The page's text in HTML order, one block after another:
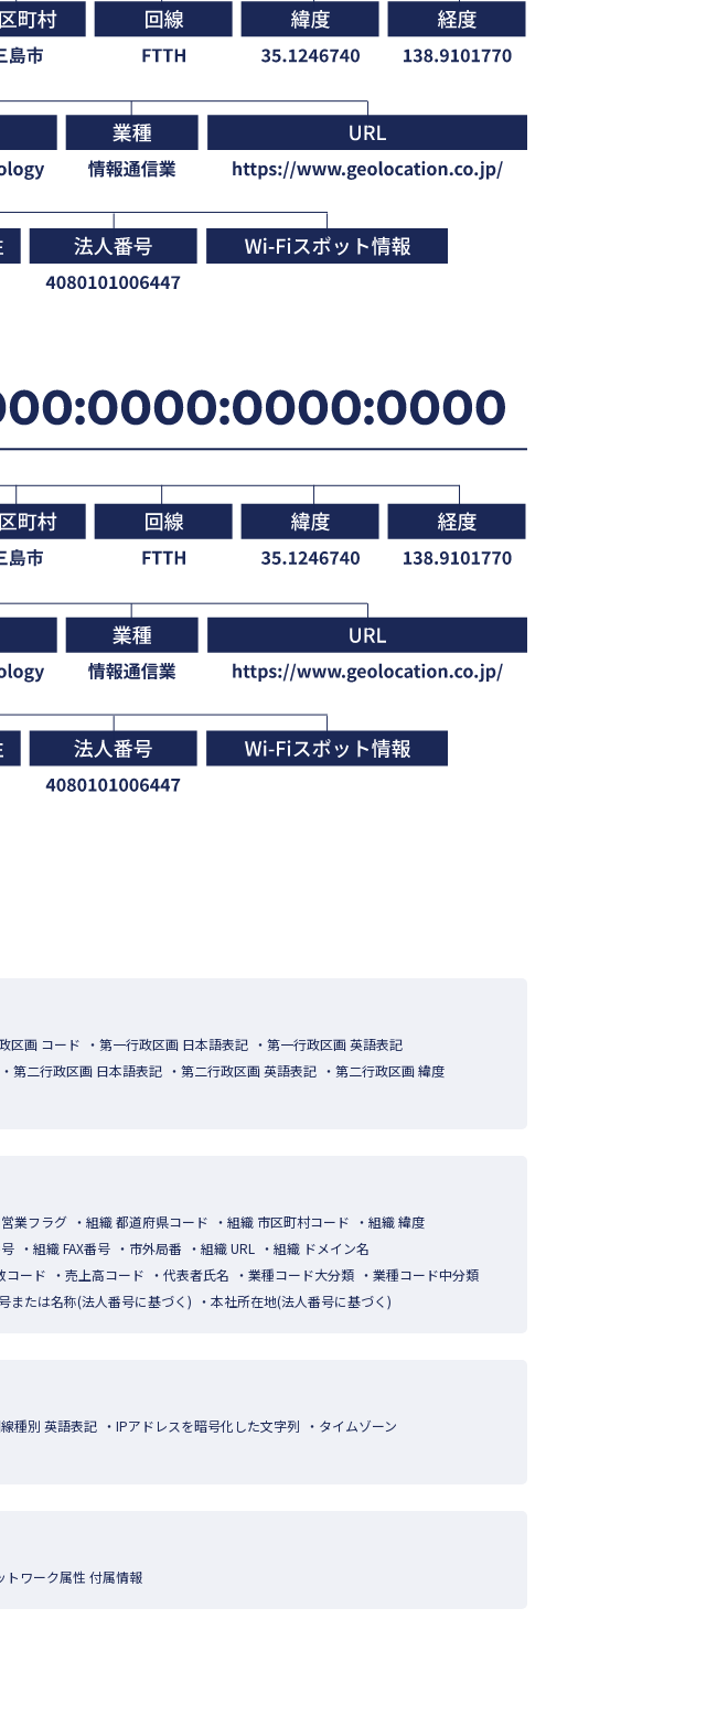
区画 コード 第一行政区画 日本語表記
第一行政区画 英語表記
第二行政区画 日本語表記 第二行政区画 英語表記
第二行政区画 緯度
業フラグ 組織 都道府県コード 組織 市区町村コード
組織 緯度
組織 FAX番号 市外局番 組織 URL
組織 ドメイン名
コード 売上高コード 代表者氏名 業種コード大分類
業種コード中分類
または名称(法人番号に基づく) 本社所在地(法人番号に基づく)
種別 英語表記 IPアドレスを暗号化した文字列
タイムゾーン
トワーク属性 付属情報